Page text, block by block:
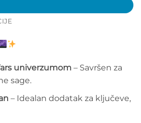
univerzumom – Savršen za
sage.
– Idealan dodatak za ključeve,